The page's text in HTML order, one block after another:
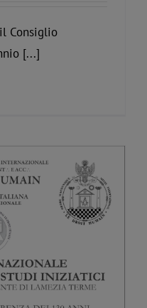
Consiglio
[...]